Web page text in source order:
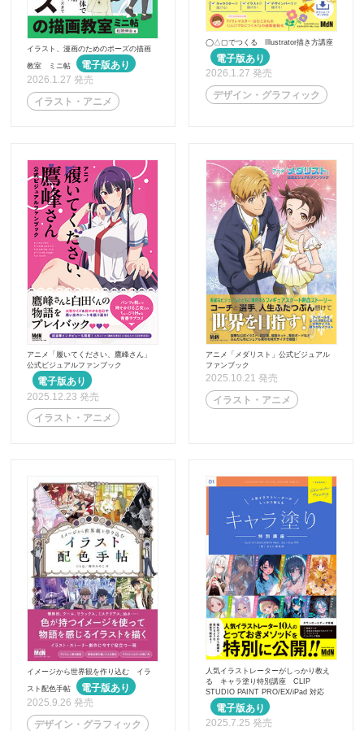
イラスト、漫画のためのポーズの描画
教室 ミニ帖
2026.1.27 発売
イラスト・アニメ
◯△▢でつくる Illustrator描き方講座
2026.1.27 発売
デザイン・グラフィック
アニメ「履いてください、鷹峰さん」
公式ビジュアルファンブック
2025.12.23 発売
イラスト・アニメ
アニメ「メダリスト」公式ビジュアル
ファンブック
2025.10.21 発売
イラスト・アニメ
イメージから世界観を作り込む イラ
スト配色手帖
2025.9.26 発売
デザイン・グラフィック
人気イラストレーターがしっかり教え
る キャラ塗り特別講座 CLIP
STUDIO PAINT PRO/EX/iPad 対応
2025.7.25 発売